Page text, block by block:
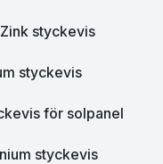
styckevis
styckevis
för solpanel
styckevis